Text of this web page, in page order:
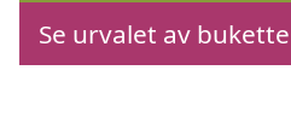
Se urvalet av